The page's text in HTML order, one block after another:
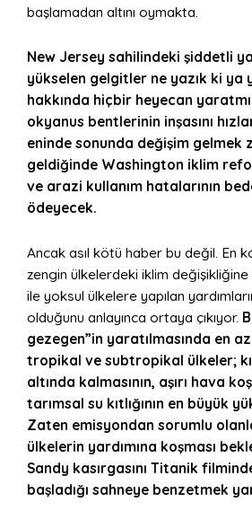
başlamadan altını oymakta.
New Jersey sahilindeki şiddetli
yükselen gelgitler ne yazık ki ya
hakkında hiçbir heyecan
okyanus bentlerinin inşasını
eninde sonunda değişim gelmek
geldiğinde Washington iklim
ve arazi kullanım hatalarının
ödeyecek.
Ancak asıl kötü haber bu değil. En
zengin ülkelerdeki iklim
ile yoksul ülkelere yapılan
olduğunu anlayınca ortaya çıkıyor.
gezegen”in yaratılmasında en
tropikal ve subtropikal ülkeler;
altında kalmasının, aşırı hava
tarımsal su kıtlığının en büyük
Zaten emisyondan sorumlu
ülkelerin yardımına koşması
Sandy kasırgasını Titanik
başladığı sahneye benzetmek